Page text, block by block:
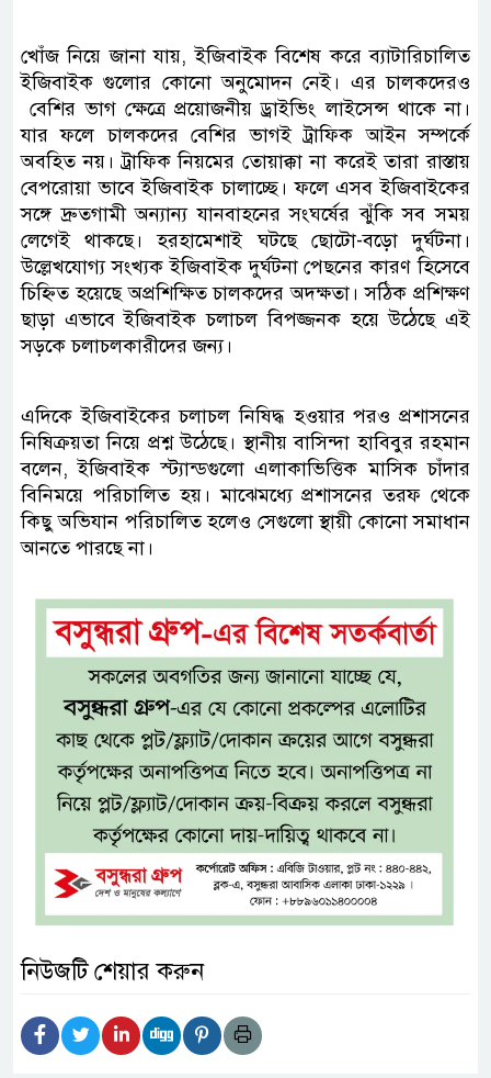
খোঁজ নিয়ে জানা যায়, ইজিবাইক বিশেষ করে ব্যাটারিচালিত
ইজিবাইক গুলোর কোনো অনুমোদন নেই। এর চালকদেরও
বেশির ভাগ ক্ষেত্রে প্রয়োজনীয় ড্রাইভিং লাইসেন্স থাকে না।
যার ফলে চালকদের বেশির ভাগই ট্রাফিক আইন সম্পর্কে
অবহিত নয়। ট্রাফিক নিয়মের তোয়াক্কা না করেই তারা রাস্তায়
বেপরোয়া ভাবে ইজিবাইক চালাচ্ছে। ফলে এসব ইজিবাইকের
সঙ্গে দ্রুতগামী অন্যান্য যানবাহনের সংঘর্ষের ঝুঁকি সব সময়
লেগেই থাকছে। হরহামেশাই ঘটছে ছোটো-বড়ো দুর্ঘটনা।
উল্লেখযোগ্য সংখ্যক ইজিবাইক দুর্ঘটনা পেছনের কারণ হিসেবে
চিহ্নিত হয়েছে অপ্রশিক্ষিত চালকদের অদক্ষতা। সঠিক প্রশিক্ষণ
ছাড়া এভাবে ইজিবাইক চলাচল বিপজ্জনক হয়ে উঠেছে এই
সড়কে চলাচলকারীদের জন্য।
এদিকে ইজিবাইকের চলাচল নিষিদ্ধ হওয়ার পরও প্রশাসনের
নিষিক্রয়তা নিয়ে প্রশ্ন উঠেছে। স্থানীয় বাসিন্দা হাবিবুর রহমান
বলেন, ইজিবাইক স্ট্যান্ডগুলো এলাকাভিত্তিক মাসিক চাঁদার
বিনিময়ে পরিচালিত হয়। মাঝেমধ্যে প্রশাসনের তরফ থেকে
কিছু অভিযান পরিচালিত হলেও সেগুলো স্থায়ী কোনো সমাধান
আনতে পারছে না।
নিউজটি শেয়ার করুন